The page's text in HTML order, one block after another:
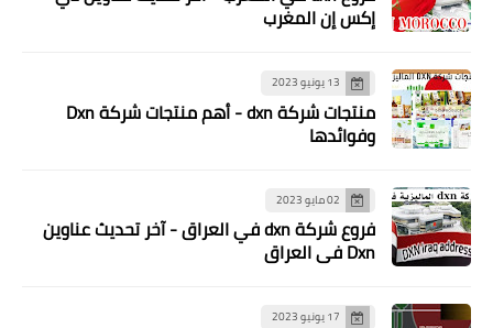
إكس إن المغرب
13 يونيو 2023
منتجات شركة dxn - أهم منتجات شركة Dxn
وفوائدها
02 مايو 2023
فروع شركة dxn في العراق - آخر تحديث عناوين
Dxn في العراق
17 يونيو 2023